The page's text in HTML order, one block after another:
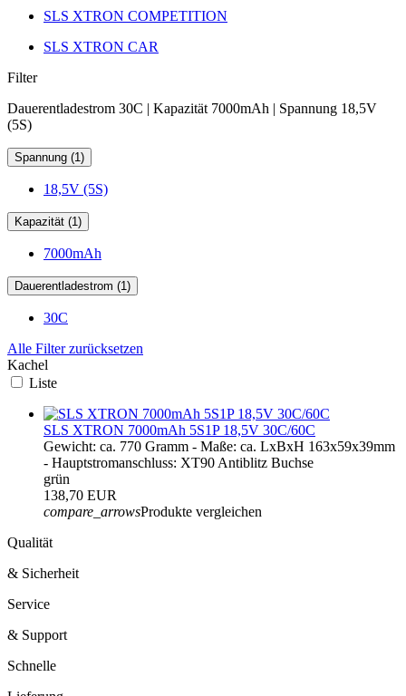
SLS XTRON COMPETITION
SLS XTRON CAR
Filter
Dauerentladestrom 30C | Kapazität 7000mAh | Spannung 18,5V
(5S)
Spannung (1)
18,5V (5S)
Kapazität (1)
7000mAh
Dauerentladestrom (1)
30C
Alle Filter zurücksetzen
Kachel
Liste
SLS XTRON 7000mAh 5S1P 18,5V 30C/60C
Gewicht: ca. 770 Gramm - Maße: ca. LxBxH 163x59x39mm
- Hauptstromanschluss: XT90 Antiblitz Buchse
grün
138,70 EUR
compare_arrowsProdukte vergleichen
Qualität
& Sicherheit
Service
& Support
Schnelle